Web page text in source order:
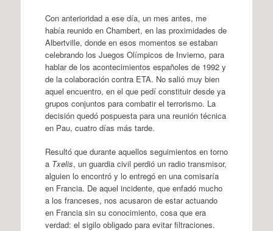
Con anterioridad a ese día, un mes antes, me
había reunido en Chambert, en las proximidades de
Albertville, donde en esos momentos se estaban
celebrando los Juegos Olímpicos de Invierno, para
hablar de los acontecimientos españoles de 1992 y
de la colaboración contra ETA. No salió muy bien
aquel encuentro, en el que pedí constituir desde ya
grupos conjuntos para combatir el terrorismo. La
decisión quedó pospuesta para una reunión técnica
en Pau, cuatro días más tarde.
Resultó que durante aquellos seguimientos en torno
a Txelis, un guardia civil perdió un radio transmisor,
alguien lo encontró y lo entregó en una comisaría
en Francia. De aquel incidente, que enfadó mucho
a los franceses, nos acusaron de estar actuando
en Francia sin su conocimiento, cosa que era
verdad: el sigilo obligado para evitar filtraciones.